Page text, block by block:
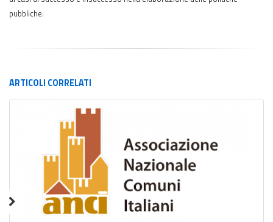
pubbliche.
ARTICOLI CORRELATI